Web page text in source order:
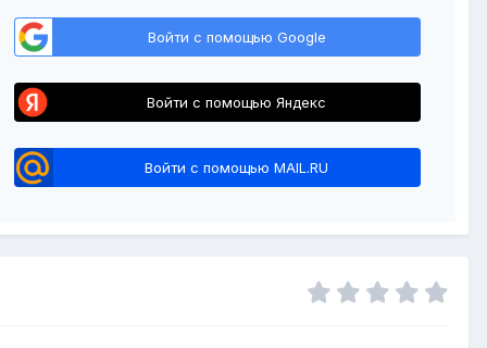
Войти с помощью Google
Войти с помощью Яндекс
Войти с помощью MAIL.RU